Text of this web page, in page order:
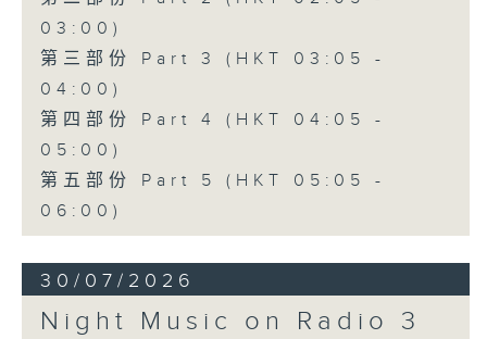
03:00)
第三部份 Part 3 (HKT 03:05 -
04:00)
第四部份 Part 4 (HKT 04:05 -
05:00)
第五部份 Part 5 (HKT 05:05 -
06:00)
30/07/2026
Night Music on Radio 3